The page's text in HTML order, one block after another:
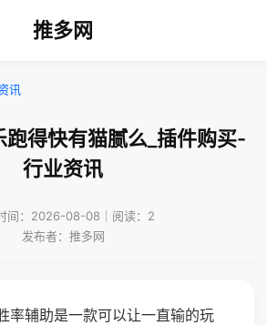
推多网
讯
得快有猫腻么_插件购买-
行业资讯
间：2026-08-08｜阅读：2
发布者：推多网
率辅助是一款可以让一直输的玩